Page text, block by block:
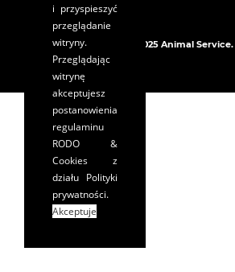
© 2025 Animal Service.
i przyspieszyć
przeglądanie
witryny.
Przeglądając
witrynę
akceptujesz
postanowienia
regulaminu
RODO &
Cookies z
działu Polityki
prywatności.
Akceptuje